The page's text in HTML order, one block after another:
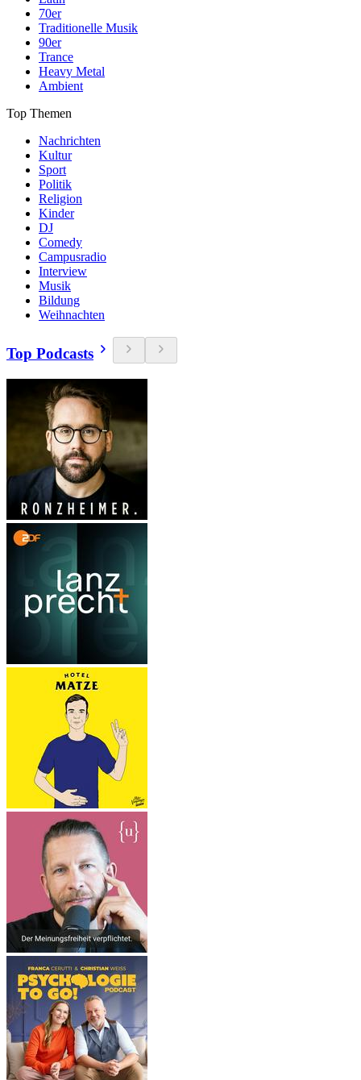
70er
Traditionelle Musik
90er
Trance
Heavy Metal
Ambient
Top Themen
Nachrichten
Kultur
Sport
Politik
Religion
Kinder
DJ
Comedy
Campusradio
Interview
Musik
Bildung
Weihnachten
Top Podcasts